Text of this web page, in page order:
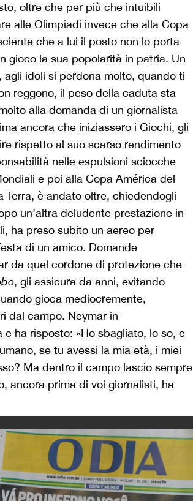
oltre che per più che intuibili
alle Olimpiadi invece che alla Copa
che a lui il posto non lo porta
gioco la sua popolarità in patria. Un
idoli si perdona molto, quando ti
reggono, il peso della caduta sta
alla domanda di un giornalista
ancora che iniziassero i Giochi, gli
rispetto al suo scarso rendimento
nelle espulsioni sciocche
e poi alla Copa América del
Terra, è andato oltre, chiedendogli
un’altra deludente prestazione in
ha preso subito un aereo per
di un amico. Domande
da quel cordone di protezione che
, gli assicura da anni, evitando
gioca mediocremente,
dal campo. Neymar in
ha risposto: «Ho sbagliato, lo so, e
se tu avessi la mia età, i miei
Ma dentro il campo lascio sempre
ancora prima di voi giornalisti, ha